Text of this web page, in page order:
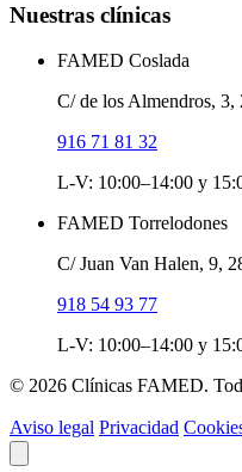
Nuestras clínicas
FAMED Coslada
C/ de los Almendros,
916 71 81 32
L-V: 10:00–14:00 y
FAMED Torrelodones
C/ Juan Van Halen, 9,
918 54 93 77
L-V: 10:00–14:00 y
© 2026 Clínicas FAMED.
Aviso legal Privacidad